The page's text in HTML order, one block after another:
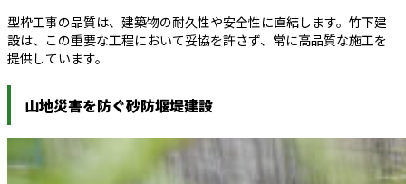
型枠工事の品質は、建築物の耐久性や安全性に直結します。竹下建
設は、この重要な工程において妥協を許さず、常に高品質な施工を
提供しています。
山地災害を防ぐ砂防堰堤建設